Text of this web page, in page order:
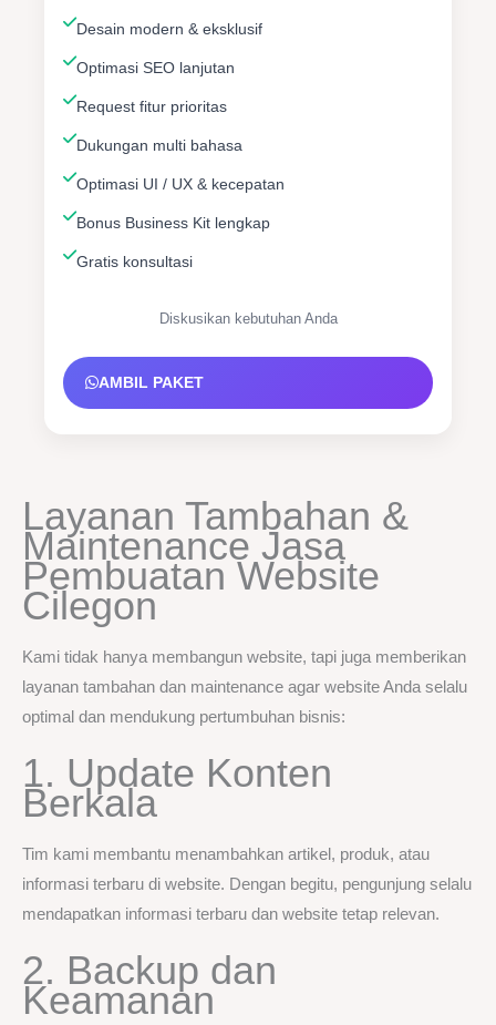
Desain modern & eksklusif
Optimasi SEO lanjutan
Request fitur prioritas
Dukungan multi bahasa
Optimasi UI / UX & kecepatan
Bonus Business Kit lengkap
Gratis konsultasi
Diskusikan kebutuhan Anda
AMBIL PAKET
Layanan Tambahan &
Maintenance Jasa
Pembuatan Website
Cilegon
Kami tidak hanya membangun website, tapi juga memberikan
layanan tambahan dan maintenance agar website Anda selalu
optimal dan mendukung pertumbuhan bisnis:
1. Update Konten
Berkala
Tim kami membantu menambahkan artikel, produk, atau
informasi terbaru di website. Dengan begitu, pengunjung selalu
mendapatkan informasi terbaru dan website tetap relevan.
2. Backup dan
Keamanan